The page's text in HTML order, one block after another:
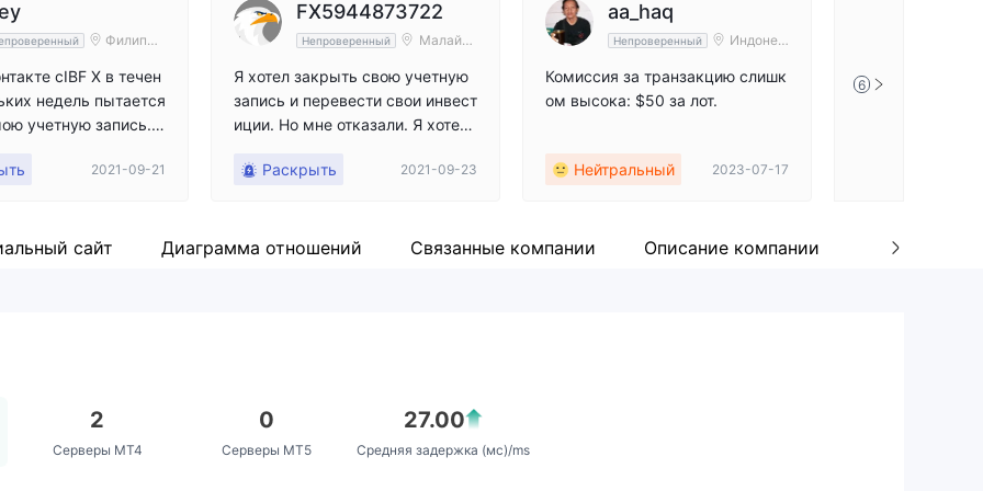
Филиппи
сIBF X в течен
недель пытается
учетную запись.
из банка Zions, ба
Однако я отправил
денег. Моя учетна
и мне никто не
Никогда бы не п
2021-09-21
FX5944873722
Непроверенный
Малайзи
Я хотел закрыть свою учетную
запись и перевести свои инвест
иции. Но мне отказали. Я хотел
казание.
Раскрыть 2021-09-23
aa_haq
Непроверенный
Индонез
Комиссия за транзакцию слишк
ом высока: $50 за лот.
Нейтральный 2023-07-17
6
сайт Диаграмма отношений Связанные компании Описание компании Вики
2
Серверы MT4
0
Серверы MT5
27.00
Средняя задержка (мс)/ms